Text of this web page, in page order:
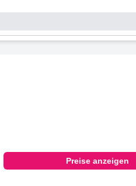
Preise anzeigen